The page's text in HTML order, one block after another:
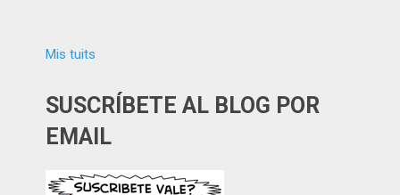
Mis tuits
SUSCRÍBETE AL BLOG POR
EMAIL